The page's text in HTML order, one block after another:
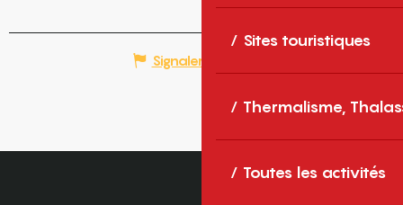
Sites touristiques
Thermalisme,
Toutes les activités
Signaler une erreur